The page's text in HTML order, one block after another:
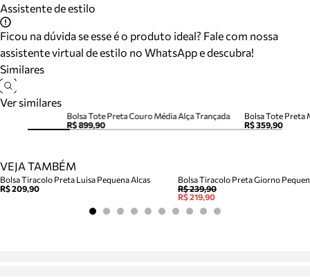
Assistente de estilo
Ficou na dúvida se esse é o produto ideal? Fale com nossa
assistente virtual de estilo no WhatsApp e descubra!
Similares
Ver similares
Bolsa Tote Preta Couro Média Alça Trançada
R$ 899,90
Bolsa Tote Preta
R$ 359,90
VEJA TAMBÉM
Bolsa Tiracolo Preta Luisa Pequena Alcas
R$ 209,90
Bolsa Tiracolo Preta Giorno
R$ 239,90
R$ 219,90